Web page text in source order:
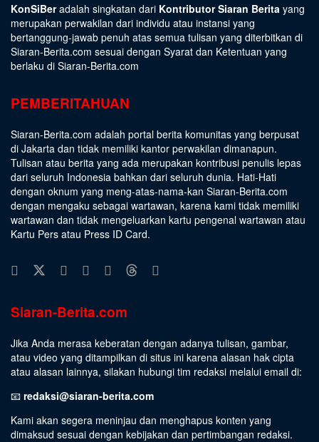
KonSiBeradalah singkatan dari Kontributor Siaran Berita yang
merupakan perwakilan dari individu atau instansi yang
bertanggung-jawab penuh atas semua tulisan yang diterbitkan di
Siaran-Berita.com sesuai dengan Syarat dan Ketentuan yang
berlaku di Siaran-Berita.com
PEMBERITAHUAN
Siaran-Berita.com adalah portal berita komunitas yang berpusat
di Jakarta dan tidak memiliki kantor perwakilan dimanapun.
Tulisan atau berita yang ada merupakan kontribusi penulis lepas
dari seluruh Indonesia bahkan dari seluruh dunia. Hati-Hati
dengan oknum yang meng-atas-nama-kan Siaran-Berita.com
dengan mengaku sebagai wartawan, karena kami tidak memiliki
wartawan dan tidak mengeluarkan kartu pengenal wartawan atau
Kartu Pers atau Press ID Card.
Siaran-Berita.com
Jika Anda merasa keberatan dengan adanya tulisan, gambar,
atau video yang ditampilkan di situs ini karena alasan hak cipta
atau alasan lainnya, silakan hubungi tim redaksi melalui email di:
📧 redaksi@siaran-berita.com
Kami akan segera meninjau dan menghapus konten yang
dimaksud sesuai dengan kebijakan dan pertimbangan redaksi.